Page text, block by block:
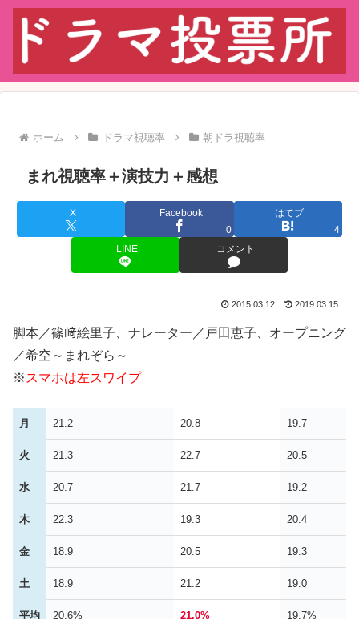
ホーム ドラマ視聴率 朝ドラ視聴率
まれ視聴率＋演技力＋感想
X
Facebook
0
はてブ
4
LINE
コメント
2015.03.12 2019.03.15
脚本／篠﨑絵里子、ナレーター／戸田恵子、オープニング
／希空～まれぞら～
※ スマホは左スワイプ
月
火
水
木
金
土
平均
21.2
21.3
20.7
22.3
18.9
18.9
20.6%
20.8
22.7
21.7
19.3
20.5
21.2
21.0%
19.7
20.5
19.2
20.4
19.3
19.0
19.7%